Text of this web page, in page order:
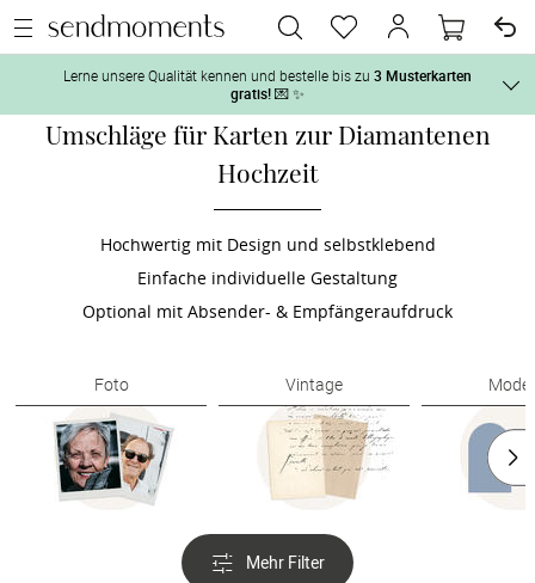
Nach der
Lerne unsere Qualität kennen und bestelle bis zu 3 Musterkarten
gratis!💌 ✨
Und so geht‘s:
2. Aktiviere „kostenlose Musterkarte“ auf der jeweiligen
Produktseite und lasse Dir die Karten kostenlos per Post zusenden.
Umschläge für Karten zur Diamantenen
Hochzeit
Hochwertig mit Design und selbstklebend
Einfache individuelle Gestaltung
Optional mit Absender- & Empfängeraufdruck
Foto Vintage
Mehr Filter